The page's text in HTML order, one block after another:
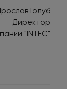
Голуб
Директор
"INTEC"